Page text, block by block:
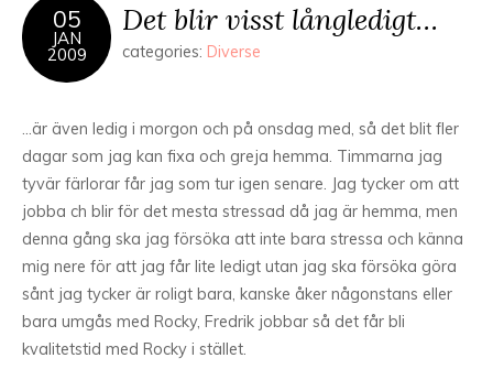
05
JAN
2009
Det blir visst långledigt…
categories: Diverse
…är även ledig i morgon och på onsdag med, så det blit fler
dagar som jag kan fixa och greja hemma. Timmarna jag
tyvär färlorar får jag som tur igen senare. Jag tycker om att
jobba ch blir för det mesta stressad då jag är hemma, men
denna gång ska jag försöka att inte bara stressa och känna
mig nere för att jag får lite ledigt utan jag ska försöka göra
sånt jag tycker är roligt bara, kanske åker någonstans eller
bara umgås med Rocky, Fredrik jobbar så det får bli
kvalitetstid med Rocky i stället.